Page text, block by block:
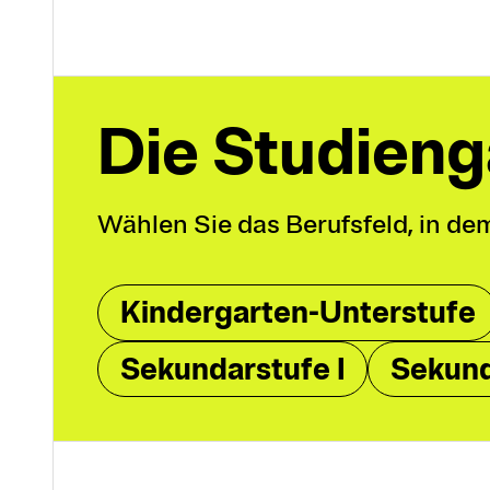
Die
Wählen Sie das Berufsfeld, in
Kindergarten-Unterstufe
Sekundarstufe I